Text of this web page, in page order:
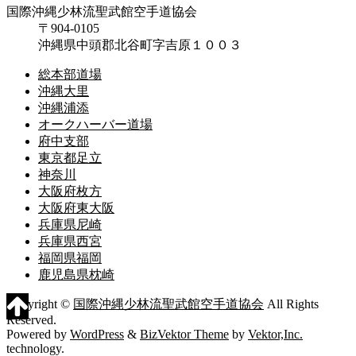
国際沖縄少林流聖武館空手道協会
〒904-0105
沖縄県中頭郡北谷町字吉原１００３
総本部道場
沖縄大里
沖縄浦添
オークハーバー道場
府中支部
東京都足立
神奈川
大阪府枚方
大阪府東大阪
兵庫県尼崎
兵庫県西宮
福岡県福岡
鹿児島県枕崎
Copyright © 国際沖縄少林流聖武館空手道協会 All Rights
Reserved.
Powered by WordPress & BizVektor Theme by Vektor,Inc.
technology.